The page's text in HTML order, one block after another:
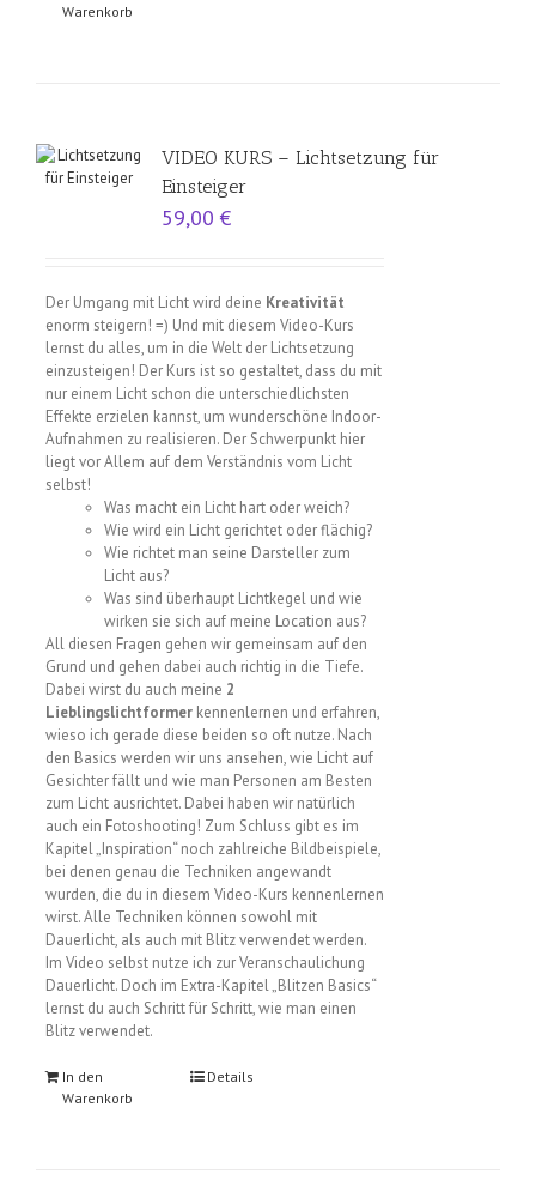
Warenkorb
VIDEO KURS – Lichtsetzung für
Einsteiger
59,00 €
Der Umgang mit Licht wird deine Kreativität
enorm steigern! =) Und mit diesem Video-Kurs
lernst du alles, um in die Welt der Lichtsetzung
einzusteigen! Der Kurs ist so gestaltet, dass du mit
nur einem Licht schon die unterschiedlichsten
Effekte erzielen kannst, um wunderschöne Indoor-
Aufnahmen zu realisieren. Der Schwerpunkt hier
liegt vor Allem auf dem Verständnis vom Licht
selbst!
Was macht ein Licht hart oder weich?
Wie wird ein Licht gerichtet oder flächig?
Wie richtet man seine Darsteller zum
Licht aus?
Was sind überhaupt Lichtkegel und wie
wirken sie sich auf meine Location aus?
All diesen Fragen gehen wir gemeinsam auf den
Grund und gehen dabei auch richtig in die Tiefe.
Dabei wirst du auch meine 2
Lieblingslichtformerkennenlernen und erfahren,
wieso ich gerade diese beiden so oft nutze. Nach
den Basics werden wir uns ansehen, wie Licht auf
Gesichter fällt und wie man Personen am Besten
zum Licht ausrichtet. Dabei haben wir natürlich
auch ein Fotoshooting! Zum Schluss gibt es im
Kapitel „Inspiration“ noch zahlreiche Bildbeispiele,
bei denen genau die Techniken angewandt
wurden, die du in diesem Video-Kurs kennenlernen
wirst. Alle Techniken können sowohl mit
Dauerlicht, als auch mit Blitz verwendet werden.
Im Video selbst nutze ich zur Veranschaulichung
Dauerlicht. Doch im Extra-Kapitel „Blitzen Basics“
lernst du auch Schritt für Schritt, wie man einen
Blitz verwendet.
In den
Warenkorb
Details